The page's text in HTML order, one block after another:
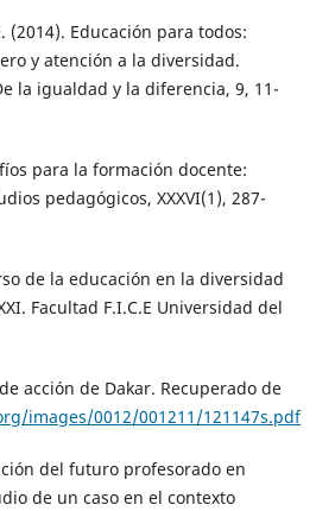
(2014). Educación para todos:
y atención a la diversidad.
la igualdad y la diferencia, 9, 11-
para la formación docente:
pedagógicos, XXXVI(1), 287-
de la educación en la diversidad
Facultad F.I.C.E Universidad del
acción de Dakar. Recuperado de
images/0012/001211/121147s.pdf
del futuro profesorado en
de un caso en el contexto